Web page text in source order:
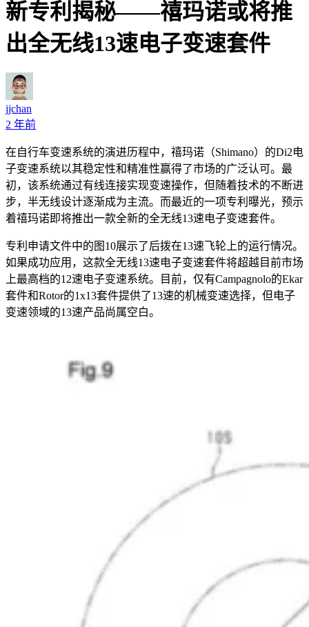
新专利揭秘——禧玛诺或将推
出全无线13速电子变速套件
jjchan
2 年前
在自行车变速系统的演进历程中，禧玛诺（Shimano）的Di2电
子变速系统以其稳定性和精准性赢得了市场的广泛认可。最
初，该系统通过有线连接实现变速操作，但随着技术的不断进
步，半无线设计逐渐成为主流。而最近的一项专利曝光，预示
着禧玛诺即将推出一款全新的全无线13速电子变速套件。
专利申请文件中的图10展示了后拨在13速飞轮上的运行情况。
如果成功应用，这款全无线13速电子变速套件将超越目前市场
上最高档的12速电子变速系统。目前，仅有Campagnolo的Ekar
套件和Rotor的1x13套件提供了13速的机械变速选择，但电子
变速领域的13速产品尚属空白。